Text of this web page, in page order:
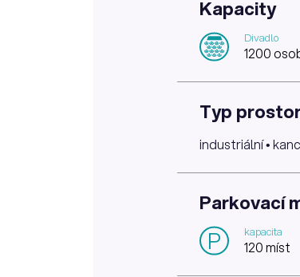
Kapacity
Divadlo
1200
Typ
industriální •
Parkovací
P kapacita
120 míst